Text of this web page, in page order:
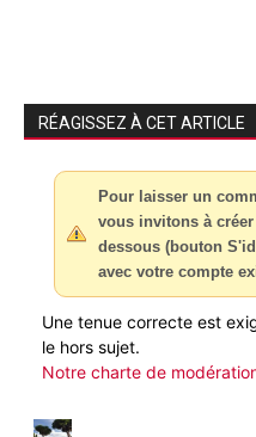
RÉAGISSEZ À CET ARTICLE
Pour laisser un
vous invitons à
dessous (bouton
avec votre compte
Une tenue correcte est
le hors sujet.
Notre charte de